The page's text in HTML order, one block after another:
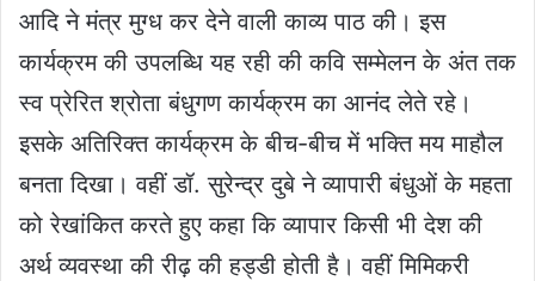
आदि ने मंत्र मुग्ध कर देने वाली काव्य पाठ की। इस
कार्यक्रम की उपलब्धि यह रही की कवि सम्मेलन के अंत तक
स्व प्रेरित श्रोता बंधुगण कार्यक्रम का आनंद लेते रहे।
इसके अतिरिक्त कार्यक्रम के बीच-बीच में भक्ति मय माहौल
बनता दिखा। वहीं डॉ. सुरेन्द्र दुबे ने व्यापारी बंधुओं के महता
को रेखांकित करते हुए कहा कि व्यापार किसी भी देश की
अर्थ व्यवस्था की रीढ़ की हड्डी होती है। वहीं मिमिकरी